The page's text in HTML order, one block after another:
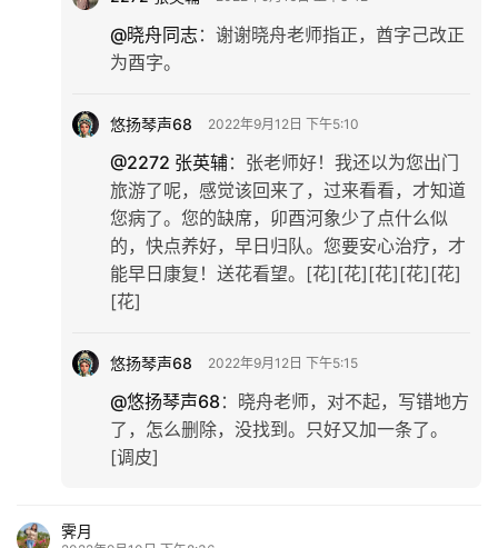
育
@晓舟同志： 谢谢晓舟老师指正，酋字己改正
为酉字。
悠扬琴声68 2022年9月12日 下午5:10
@2272 张英辅： 张老师好！我还以为您出门
旅游了呢，感觉该回来了，过来看看，才知道
您病了。您的缺席，卯酉河象少了点什么似
的，快点养好，早日归队。您要安心治疗，才
能早日康复！送花看望。[花][花][花][花][花]
[花]
悠扬琴声68 2022年9月12日 下午5:15
@悠扬琴声68： 晓舟老师，对不起，写错地方
了，怎么删除，没找到。只好又加一条了。
[调皮]
霁月